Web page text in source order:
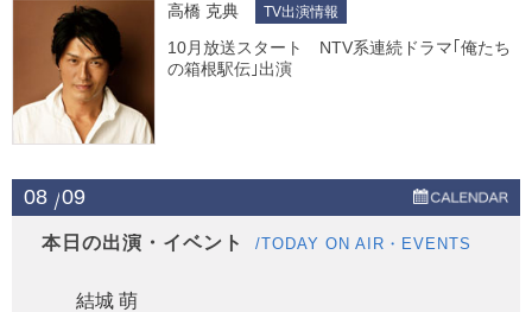
高橋 克典 TV出演情報
10月放送スタート NTV系連続ドラマ｢俺たち
の箱根駅伝｣出演
08 09
本日の出演・イベント /TODAY ON AIR・EVENTS
結城 萌